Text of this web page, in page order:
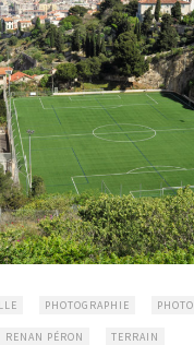
PHOTOGRAPHIE
RENAN PÉRON TERRAIN